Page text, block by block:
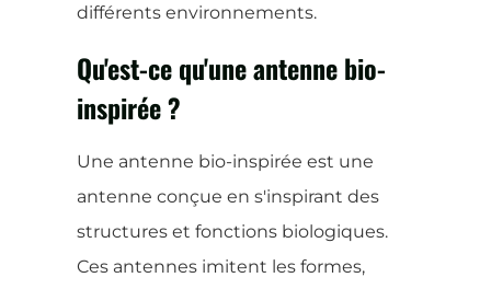
différents environnements.
Qu'est-ce qu'une antenne bio-
inspirée ?
Une antenne bio-inspirée est une
antenne conçue en s'inspirant des
structures et fonctions biologiques.
Ces antennes imitent les formes,